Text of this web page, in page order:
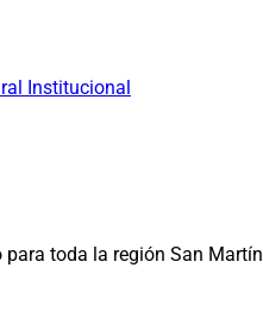
Institucional
para toda la región San Martín